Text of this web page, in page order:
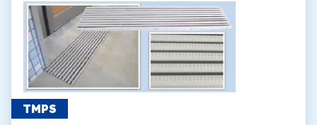
TMPS